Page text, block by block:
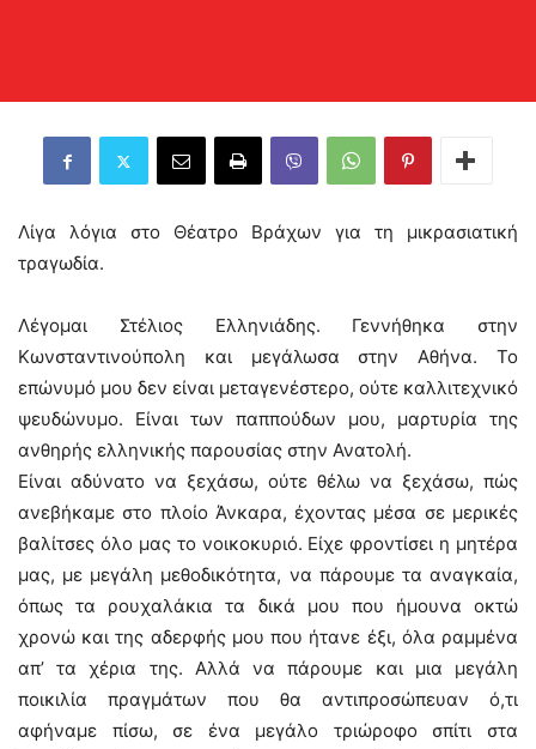
Λίγα λόγια στο Θέατρο Βράχων για τη μικρασιατική
τραγωδία.
Λέγομαι Στέλιος Ελληνιάδης. Γεννήθηκα στην
Κωνσταντινούπολη και μεγάλωσα στην Αθήνα. Το
επώνυμό μου δεν είναι μεταγενέστερο, ούτε καλλιτεχνικό
ψευδώνυμο. Είναι των παππούδων μου, μαρτυρία της
ανθηρής ελληνικής παρουσίας στην Ανατολή.
Είναι αδύνατο να ξεχάσω, ούτε θέλω να ξεχάσω, πώς
ανεβήκαμε στο πλοίο Άνκαρα, έχοντας μέσα σε μερικές
βαλίτσες όλο μας το νοικοκυριό. Είχε φροντίσει η μητέρα
μας, με μεγάλη μεθοδικότητα, να πάρουμε τα αναγκαία,
όπως τα ρουχαλάκια τα δικά μου που ήμουνα οκτώ
χρονώ και της αδερφής μου που ήτανε έξι, όλα ραμμένα
απ’ τα χέρια της. Αλλά να πάρουμε και μια μεγάλη
ποικιλία πραγμάτων που θα αντιπροσώπευαν ό,τι
αφήναμε πίσω, σε ένα μεγάλο τριώροφο σπίτι στα